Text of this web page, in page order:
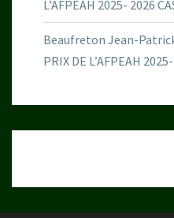
L’AFPEAH 2025- 2026
Beaufreton Jean-
PRIX DE L’AFPEAH